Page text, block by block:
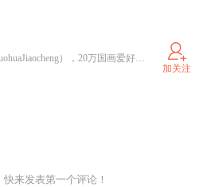
公众号“国画教程”（guohuaJiaocheng），20万国画爱好者聚集的地方, 微号18463397410，欢迎一起分享学习～
加关注
来发表第一个评论！